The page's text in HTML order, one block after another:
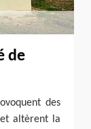
de
des
et altèrent la